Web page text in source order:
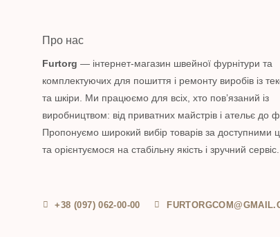
Про нас
Furtorg — інтернет-магазин швейної фурнітури та
комплектуючих для пошиття і ремонту виробів із
та шкіри. Ми працюємо для всіх, хто пов’язаний із
виробництвом: від приватних майстрів і ательє до
Пропонуємо широкий вибір товарів за доступними
та орієнтуємося на стабільну якість і зручний сервіс.
+38 (097) 062-00-00